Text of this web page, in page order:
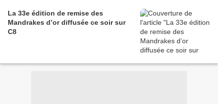
La 33e édition de remise des
Mandrakes d’or diffusée ce soir sur
C8